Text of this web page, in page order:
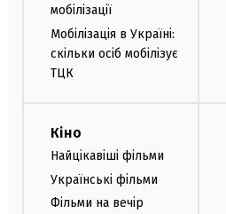
мобілізації
Мобілізація в Україні:
скільки осіб мобілізує
ТЦК
Кіно
Найцікавіші фільми
Українські фільми
Фільми на вечір